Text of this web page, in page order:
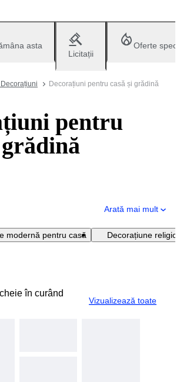
asta
Licitații
Oferte
Decorațiuni pentru casă și grădină
pentru
Arată mai mult
modernă pentru casă Decorațiune
în curând
Vizualizează toate